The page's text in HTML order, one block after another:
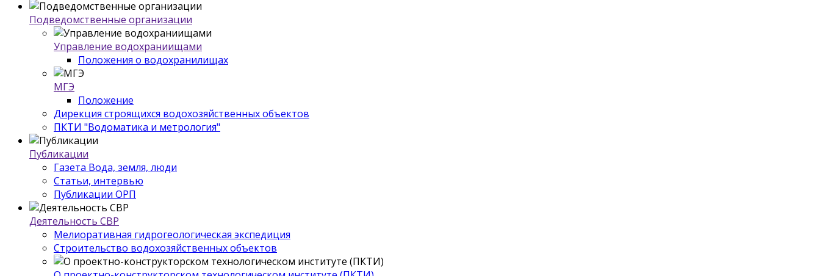
Подведомственные организации
Управление водохраниищами
Положения о водохранилищах
МГЭ
Положение
Дирекция строящихся водохозяйственных объектов
ПКТИ "Водоматика и метрология"
Публикации
Газета Вода, земля, люди
Статьи, интервью
Публикации ОРП
Деятельность СВР
Мелиоративная гидрогеологическая экспедиция
Строительство водохозяйственных объектов